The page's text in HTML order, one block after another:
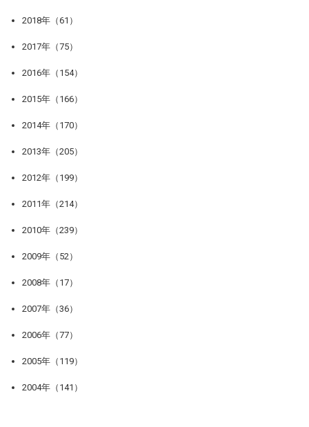
2018年（61）
2017年（75）
2016年（154）
2015年（166）
2014年（170）
2013年（205）
2012年（199）
2011年（214）
2010年（239）
2009年（52）
2008年（17）
2007年（36）
2006年（77）
2005年（119）
2004年（141）